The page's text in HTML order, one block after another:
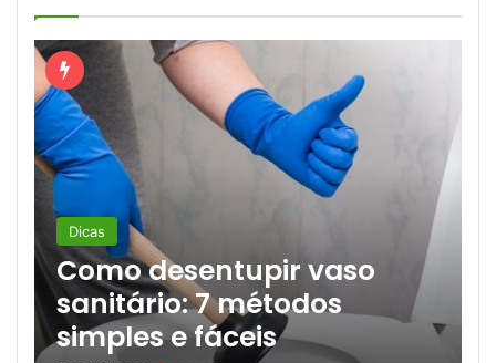
Dicas
Como desentupir vaso
sanitário: 7 métodos
simples e fáceis